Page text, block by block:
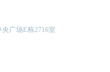
广场E栋2716室